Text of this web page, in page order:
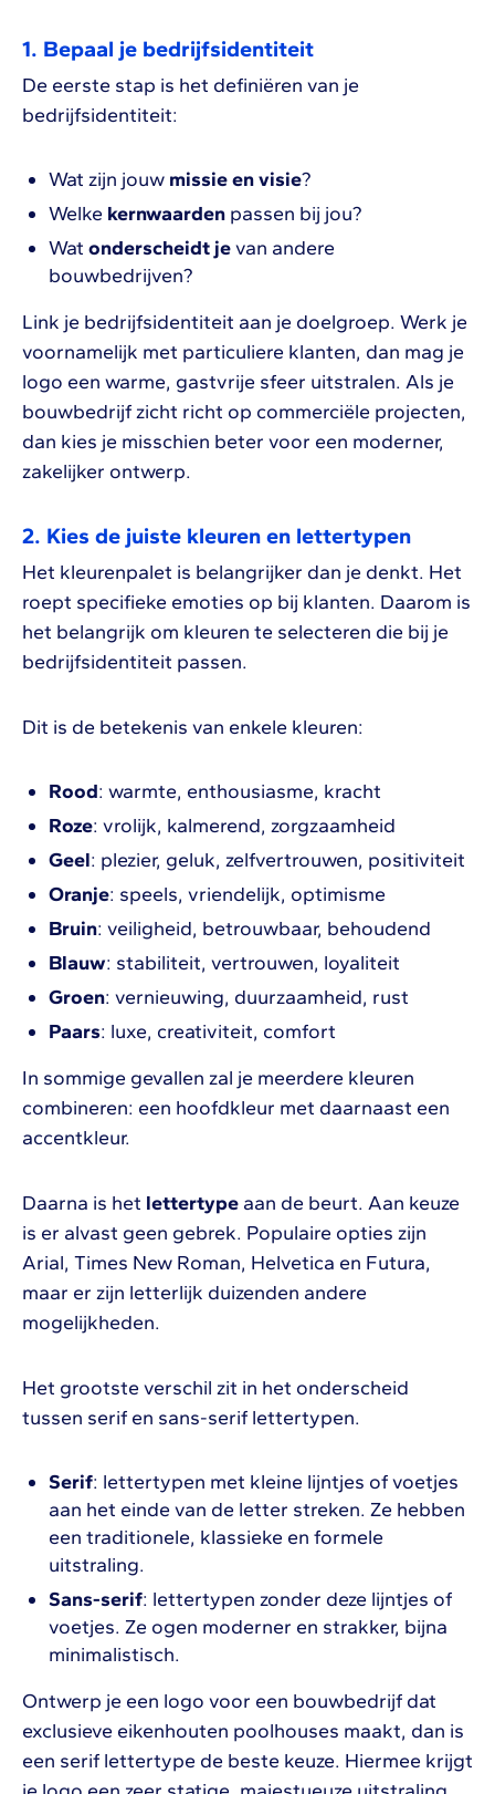
1. Bepaal je bedrijfsidentiteit
De eerste stap is het definiëren van je
bedrijfsidentiteit:
Wat zijn jouw missie en visie?
Welke kernwaarden passen bij jou?
Wat onderscheidt jevan andere
bouwbedrijven?
Link je bedrijfsidentiteit aan je doelgroep. Werk je
voornamelijk met particuliere klanten, dan mag je
logo een warme, gastvrije sfeer uitstralen. Als je
bouwbedrijf zicht richt op commerciële projecten,
dan kies je misschien beter voor een moderner,
zakelijker ontwerp.
2. Kies de juiste kleuren en lettertypen
Het kleurenpalet is belangrijker dan je denkt. Het
roept specifieke emoties op bij klanten. Daarom is
het belangrijk om kleuren te selecteren die bij je
bedrijfsidentiteit passen.
Dit is de betekenis van enkele kleuren:
Rood: warmte, enthousiasme, kracht
Roze: vrolijk, kalmerend, zorgzaamheid
Geel: plezier, geluk, zelfvertrouwen, positiviteit
Oranje: speels, vriendelijk, optimisme
Bruin: veiligheid, betrouwbaar, behoudend
Blauw: stabiliteit, vertrouwen, loyaliteit
Groen: vernieuwing, duurzaamheid, rust
Paars: luxe, creativiteit, comfort
In sommige gevallen zal je meerdere kleuren
combineren: een hoofdkleur met daarnaast een
accentkleur.
Daarna is het lettertype aan de beurt. Aan keuze
is er alvast geen gebrek. Populaire opties zijn
Arial, Times New Roman, Helvetica en Futura,
maar er zijn letterlijk duizenden andere
mogelijkheden.
Het grootste verschil zit in het onderscheid
tussen serif en sans-serif lettertypen.
Serif: lettertypen met kleine lijntjes of voetjes
aan het einde van de letter streken. Ze hebben
een traditionele, klassieke en formele
uitstraling.
Sans-serif: lettertypen zonder deze lijntjes of
voetjes. Ze ogen moderner en strakker, bijna
minimalistisch.
Ontwerp je een logo voor een bouwbedrijf dat
exclusieve eikenhouten poolhouses maakt, dan is
een serif lettertype de beste keuze. Hiermee krijgt